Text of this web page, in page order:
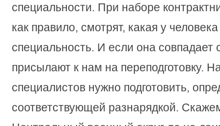
специальности. При наборе
как правило, смотрят, какая у
специальность. И если она
присылают к нам на переподготовку.
специалистов нужно подготовить,
соответствующей разнарядкой.